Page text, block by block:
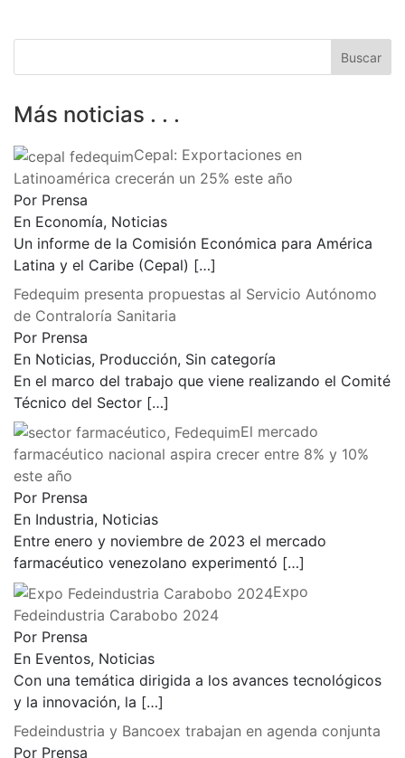
Más noticias . . .
Cepal: Exportaciones en
Latinoamérica crecerán un 25% este año
Por Prensa
En Economía, Noticias
Un informe de la Comisión Económica para América
Latina y el Caribe (Cepal) […]
Fedequim presenta propuestas al Servicio Autónomo
de Contraloría Sanitaria
Por Prensa
En Noticias, Producción, Sin categoría
En el marco del trabajo que viene realizando el Comité
Técnico del Sector […]
El mercado
farmacéutico nacional aspira crecer entre 8% y 10%
este año
Por Prensa
En Industria, Noticias
Entre enero y noviembre de 2023 el mercado
farmacéutico venezolano experimentó […]
Expo
Fedeindustria Carabobo 2024
Por Prensa
En Eventos, Noticias
Con una temática dirigida a los avances tecnológicos
y la innovación, la […]
Fedeindustria y Bancoex trabajan en agenda conjunta
Por Prensa